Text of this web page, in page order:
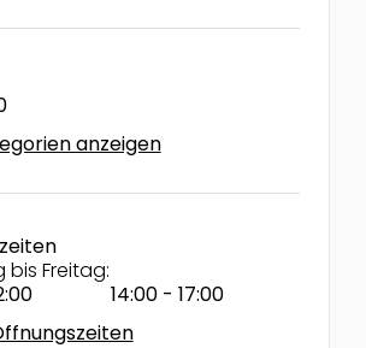
anzeigen
bis Freitag:
14:00 - 17:00